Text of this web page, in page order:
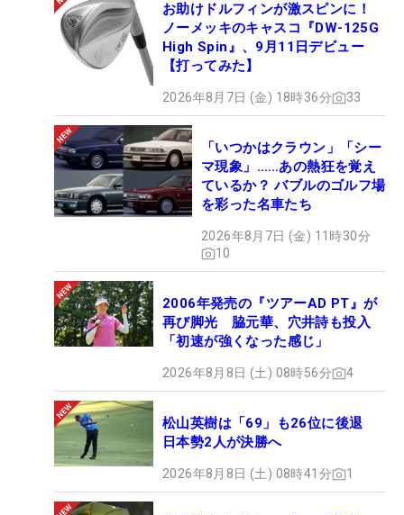
お助けドルフィンが激スピンに！
ノーメッキのキャスコ『DW-125G
High Spin』、9月11日デビュー
【打ってみた】
2026年8月7日 (金) 18時36分 33
「いつかはクラウン」「シー
マ現象」……あの熱狂を覚え
ているか？ バブルのゴルフ場
を彩った名車たち
2026年8月7日 (金) 11時30分
10
2006年発売の『ツアーAD PT』が
再び脚光 脇元華、穴井詩も投入
「初速が強くなった感じ」
2026年8月8日 (土) 08時56分 4
松山英樹は「69」も26位に後退
日本勢2人が決勝へ
2026年8月8日 (土) 08時41分 1